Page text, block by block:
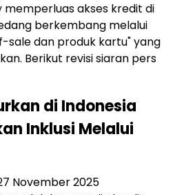
memperluas akses kredit di
berkembang melalui
dan produk kartu" yang
Berikut revisi siaran pers
di Indonesia
Inklusi Melalui
November 2025